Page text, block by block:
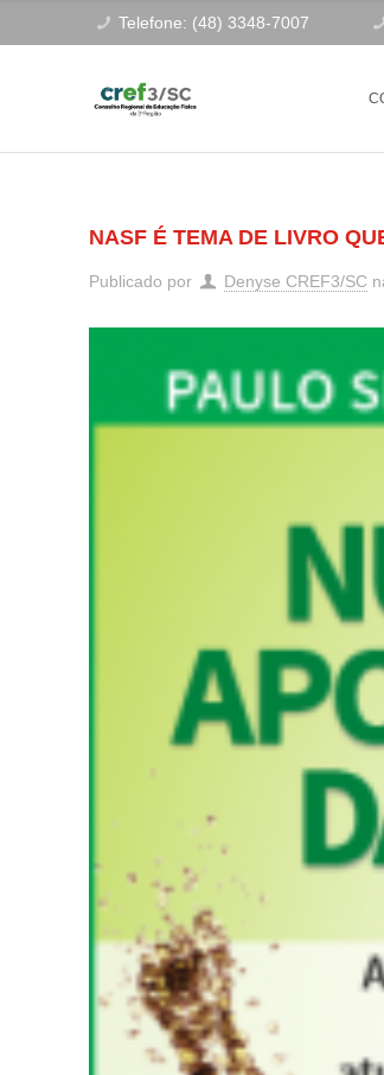
Telefone: (48) 3348-7007
NASF É TEMA DE LIVRO
Publicado por Denyse CREF3/SC